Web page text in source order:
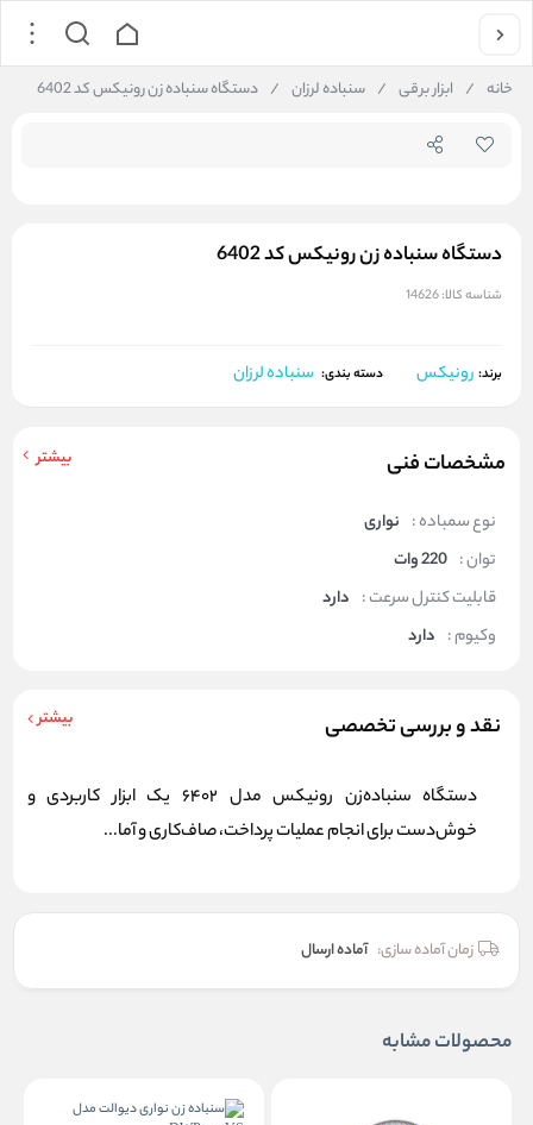
خانه / ابزار برقی / سنباده لرزان / دستگاه سنباده زن رونیکس کد 6402
دستگاه سنباده زن رونیکس کد 6402
شناسه کالا:14626
برند: رونیکس دسته بندی: سنباده لرزان
مشخصات فنی بیشتر
نوع سمباده : نواری
توان : 220 وات
قابلیت کنترل سرعت : دارد
وکیوم : دارد
نقد و بررسی تخصصی بیشتر
دستگاه سنباده‌زن رونیکس مدل 6402 یک ابزار کاربردی و
خوش‌دست برای انجام عملیات پرداخت، صاف‌کاری و آما...
زمان آماده سازی: آماده ارسال
محصولات مشابه